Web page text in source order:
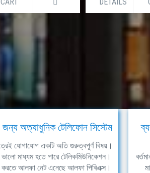
জন্য অত্যাধুনিক টেলিফোন সিস্টেম
যোগাযোগ একটি অতি গুরুত্বপূর্ণ বিষয়।
মাধ্যম হতে পারে টেলিকমিউনিকেশন।
আলফা নেট এনেছে আলফা পিবিএক্স।